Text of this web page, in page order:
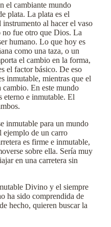
el cambiante mundo
plata. La plata es el
al hacer el vaso
no fue otro que Dios. La
humano. Lo que hoy es
como una taza, o un
el cambio en la forma,
el factor básico. De eso
inmutable, mientras que el
cambio. En este mundo
eterno e inmutable. El
inmutable para un mundo
ejemplo de un carro
es firme e inmutable,
sobre ella. Sería muy
en una carretera sin
Divino y el siempre
ha sido comprendida de
hecho, quieren buscar la